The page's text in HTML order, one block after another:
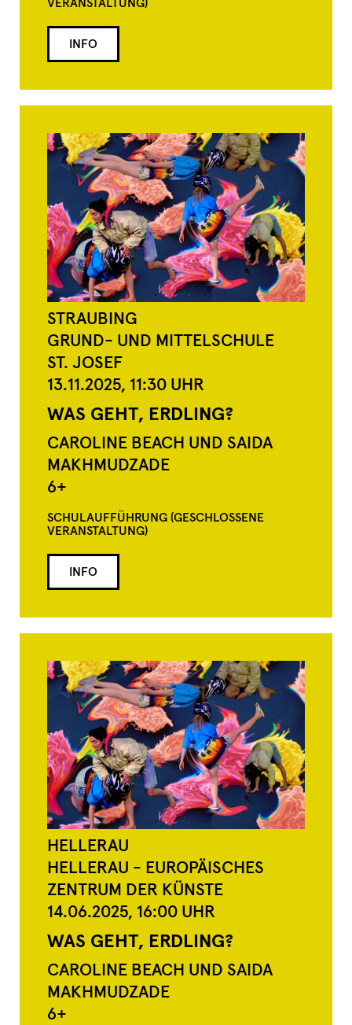
INFO
VERANSTALTUNG)
STRAUBING
GRUND- UND MITTELSCHULE
ST. JOSEF
13.11.2025, 11:30 UHR
WAS GEHT, ERDLING?
CAROLINE BEACH UND SAIDA
MAKHMUDZADE
6+
INFO
SCHULAUFFÜHRUNG (GESCHLOSSENE
VERANSTALTUNG)
HELLERAU
HELLERAU - EUROPÄISCHES
ZENTRUM DER KÜNSTE
14.06.2025, 16:00 UHR
WAS GEHT, ERDLING?
CAROLINE BEACH UND SAIDA
MAKHMUDZADE
6+